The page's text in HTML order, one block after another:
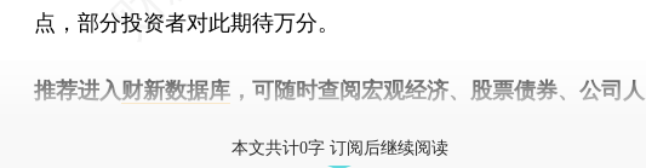
点，部分投资者对此期待万分。
推荐进入财新数据库 ，可随时查阅宏观经济、股票债券、公司人
本文共计0字 订阅后继续阅读